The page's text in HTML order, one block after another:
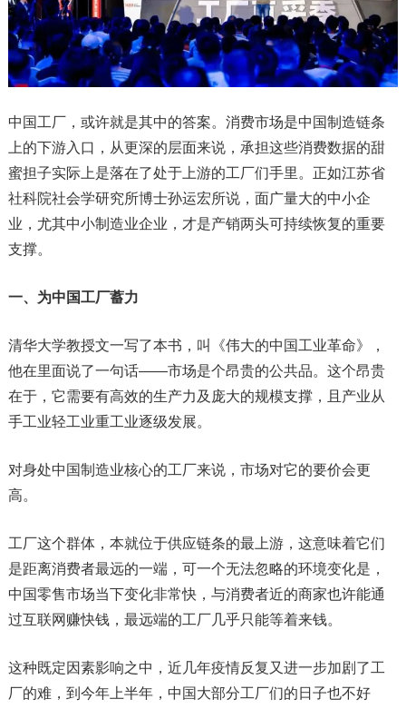
中国工厂，或许就是其中的答案。消费市场是中国制造链条
上的下游入口，从更深的层面来说，承担这些消费数据的甜
蜜担子实际上是落在了处于上游的工厂们手里。正如江苏省
社科院社会学研究所博士孙运宏所说，面广量大的中小企
业，尤其中小制造业企业，才是产销两头可持续恢复的重要
支撑。
一、 为中国工厂蓄力
清华大学教授文一写了本书，叫《伟大的中国工业革命》，
他在里面说了一句话——市场是个昂贵的公共品。这个昂贵
在于，它需要有高效的生产力及庞大的规模支撑，且产业从
手工业轻工业重工业逐级发展。
对身处中国制造业核心的工厂来说，市场对它的要价会更
高。
工厂这个群体，本就位于供应链条的最上游，这意味着它们
是距离消费者最远的一端，可一个无法忽略的环境变化是，
中国零售市场当下变化非常快，与消费者近的商家也许能通
过互联网赚快钱，最远端的工厂几乎只能等着来钱。
这种既定因素影响之中，近几年疫情反复又进一步加剧了工
厂的难，到今年上半年，中国大部分工厂们的日子也不好